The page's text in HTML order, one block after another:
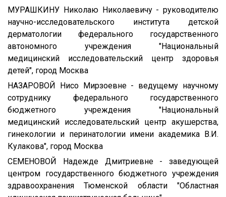
МУРАШКИНУ Николаю Николаевичу - руководителю
научно-исследовательского института детской
дерматологии федерального государственного
автономного учреждения "Национальный
медицинский исследовательский центр здоровья
детей", город Москва
НАЗАРОВОЙ Нисо Мирзоевне - ведущему научному
сотруднику федерального государственного
бюджетного учреждения "Национальный
медицинский исследовательский центр акушерства,
гинекологии и перинатологии имени академика В.И.
Кулакова", город Москва
СЕМЕНОВОЙ Надежде Дмитриевне - заведующей
центром государственного бюджетного учреждения
здравоохранения Тюменской области "Областная